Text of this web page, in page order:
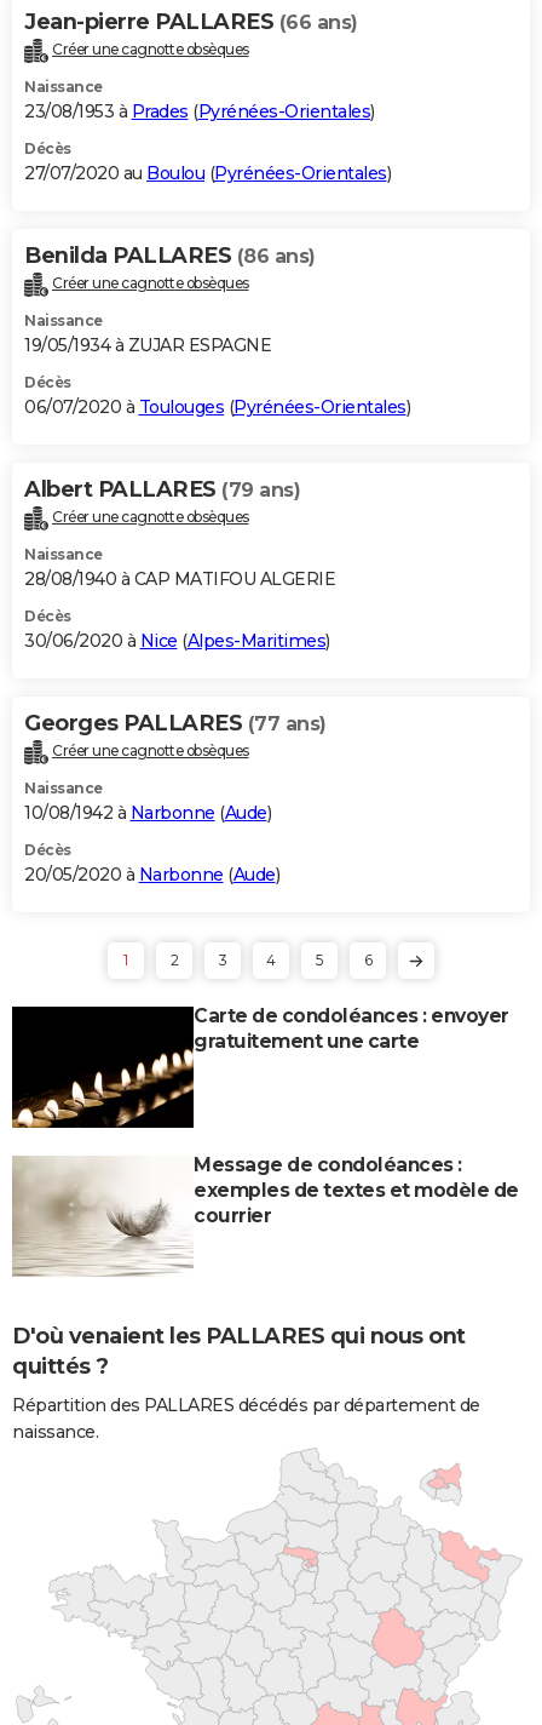
Jean-pierre PALLARES (66 ans)
Créer une cagnotte obsèques
Naissance
23/08/1953 à Prades (Pyrénées-Orientales)
Décès
27/07/2020 au Boulou (Pyrénées-Orientales)
Benilda PALLARES (86 ans)
Créer une cagnotte obsèques
Naissance
19/05/1934 à ZUJAR ESPAGNE
Décès
06/07/2020 à Toulouges (Pyrénées-Orientales)
Albert PALLARES (79 ans)
Créer une cagnotte obsèques
Naissance
28/08/1940 à CAP MATIFOU ALGERIE
Décès
30/06/2020 à Nice (Alpes-Maritimes)
Georges PALLARES (77 ans)
Créer une cagnotte obsèques
Naissance
10/08/1942 à Narbonne (Aude)
Décès
20/05/2020 à Narbonne (Aude)
1 2 3 4 5 6
Carte de condoléances : envoyer
gratuitement une carte
Message de condoléances :
exemples de textes et modèle de
courrier
D'où venaient les PALLARES qui nous ont
quittés ?
Répartition des PALLARES décédés par département de
naissance.